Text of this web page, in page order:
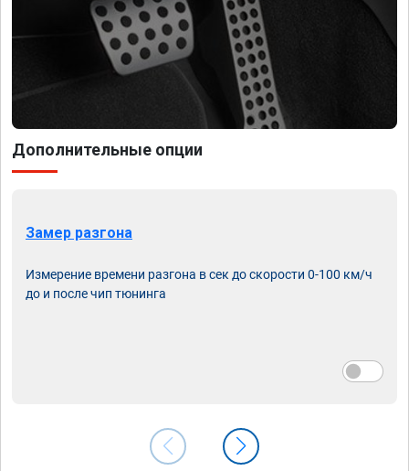
Дополнительные опции
Замер разгона
Измерение времени разгона в сек до скорости 0-100 км/ч
до и после чип тюнинга